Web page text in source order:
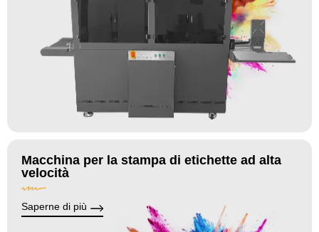
Macchina per la stampa di etichette ad alta
velocità
Saperne di più